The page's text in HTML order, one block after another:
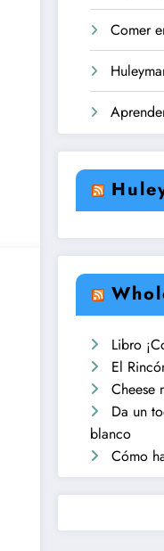
Comer
Libro
El
Cheese
Da un
blanco
Cómo